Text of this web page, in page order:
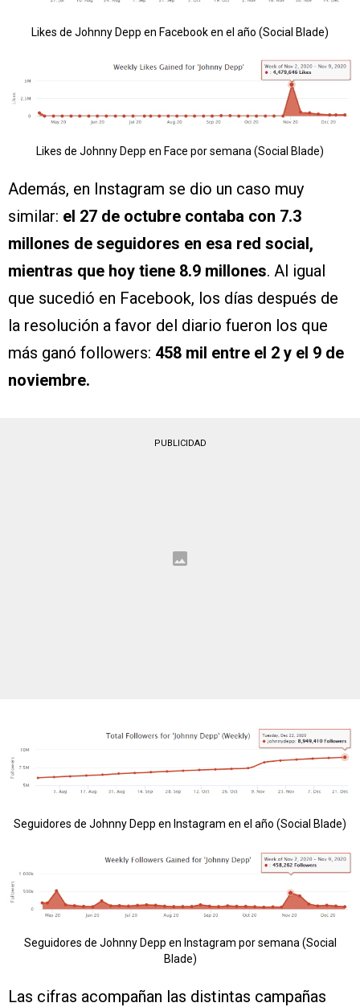
Likes de Johnny Depp en Facebook en el año (Social Blade)
Likes de Johnny Depp en Face por semana (Social Blade)
Además, en Instagram se dio un caso muy
similar: el 27 de octubre contaba con 7.3
millones de seguidores en esa red social,
mientras que hoy tiene 8.9 millones. Al igual
que sucedió en Facebook, los días después de
la resolución a favor del diario fueron los que
más ganó followers: 458 mil entre el 2 y el 9 de
noviembre.
PUBLICIDAD
Seguidores de Johnny Depp en Instagram en el año (Social Blade)
Seguidores de Johnny Depp en Instagram por semana (Social
Blade)
Las cifras acompañan las distintas campañas